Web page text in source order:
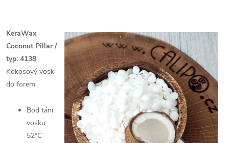
KeraWax
Coconut Pillar /
typ: 4138
Kokosový vosk
do forem
Bod tání
vosku:
52°C